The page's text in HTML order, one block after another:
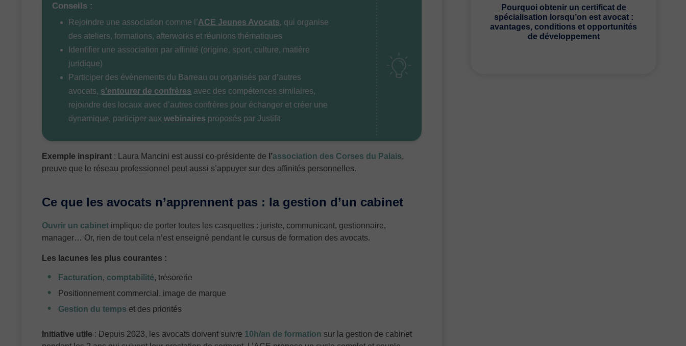
Conseils :
Rejoindre une association comme l’ACE Jeunes Avocats, qui organise
des ateliers, formations, afterworks et réunions thématiques
Identifier une association par affinité (origine, sport, culture, matière
juridique)
Participer des évènements du Barreau ou organisés par d’autres
avocats, s’entourer de confrères avec des compétences similaires,
rejoindre des locaux avec d’autres confrères pour échanger et créer une
dynamique, participer aux webinaires proposés par Justifit
Exemple inspirant : Laura Mancini est aussi co-présidente de l’association des Corses du Palais,
preuve que le réseau professionnel peut aussi s’appuyer sur des affinités personnelles.
Ce que les avocats n’apprennent pas : la gestion d’un cabinet
Ouvrir un cabinet implique de porter toutes les casquettes : juriste, communicant, gestionnaire,
manager… Or, rien de tout cela n’est enseigné pendant le cursus de formation des avocats.
Les lacunes les plus courantes :
Facturation, comptabilité, trésorerie
Positionnement commercial, image de marque
Gestion du temps et des priorités
Initiative utile : Depuis 2023, les avocats doivent suivre 10h/an de formation sur la gestion de cabinet
Pourquoi obtenir un certificat de
spécialisation lorsqu’on est avocat :
avantages, conditions et opportunités
de développement